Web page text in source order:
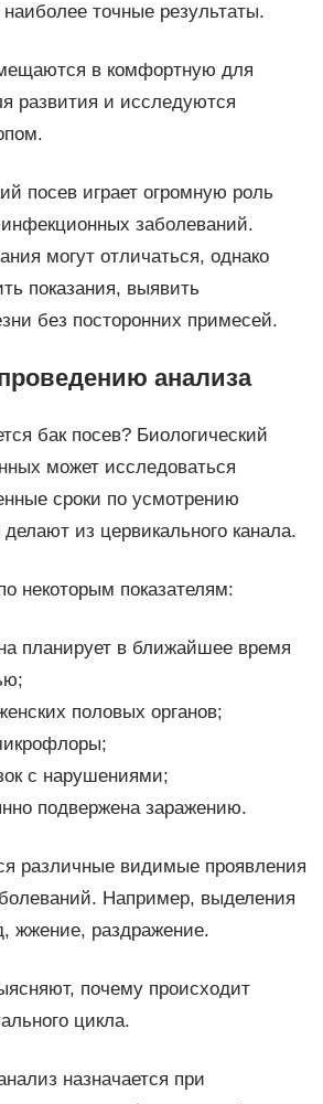
точные результаты.
в комфортную для
развития и исследуются
посев играет огромную роль
заболеваний.
могут отличаться, однако
показания, выявить
без посторонних примесей.
анализа
бак посев? Биологический
может исследоваться
сроки по усмотрению
делают из цервикального канала.
некоторым показателям:
планирует в ближайшее время
половых органов;
с нарушениями;
подвержена заражению.
различные видимые проявления
Например, выделения
жжение, раздражение.
почему происходит
цикла.
назначается при